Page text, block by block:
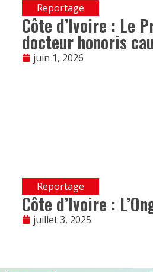
Reportage
Côte d’Ivoire : Le
docteur honoris
juin 1, 2026
Reportage
Côte d’Ivoire :
juillet 3, 2025